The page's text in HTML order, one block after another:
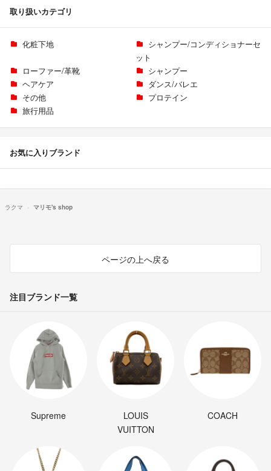
取り扱いカテゴリ
化粧下地
シャンプー/コンディショナーセ
ット
ローファー/革靴
シャンプー
ヘアケア
ダンス/バレエ
その他
プロテイン
旅行用品
お気に入りブランド
ラクマ マリモ's shop
ページの上へ戻る
注目ブランド一覧
Supreme
LOUIS
VUITTON
COACH